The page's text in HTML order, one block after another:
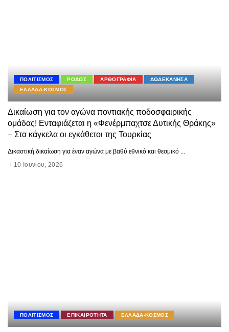
ΠΟΛΙΤΙΣΜΟΣ ΡΟΔΟΣ ΑΡΘΟΓΡΑΦΙΑ
ΔΩΔΕΚΑΝΗΣΑ
ΕΛΛΑΔΑ-ΚΟΣΜΟΣ
Δικαίωση για τον αγώνα ποντιακής ποδοσφαιρικής
ομάδας! Ενταφιάζεται η «Φενέρμπαχτσε Δυτικής Θράκης»
– Στα κάγκελα οι εγκάθετοι της Τουρκίας
Δικαστική δικαίωση για έναν αγώνα με βαθύ εθνικό και θεσμικό
10 Ιουνίου, 2026
ΠΟΛΙΤΙΣΜΟΣ ΕΠΙΚΑΙΡΟΤΗΤΑ ΕΛΛΑΔΑ-ΚΟΣΜΟΣ